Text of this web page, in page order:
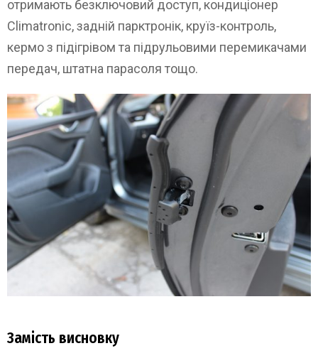
отримають безключовий доступ, кондиціонер
Climatronic, задній парктронік, круїз-контроль,
кермо з підігрівом та підрульовими перемикачами
передач, штатна парасоля тощо.
Замість висновку